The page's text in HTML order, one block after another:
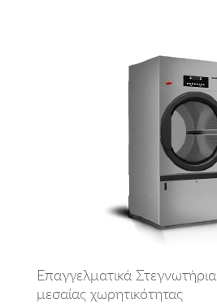
Επαγγελματικά Στεγνωτήρια
μεσαίας χωρητικότητας